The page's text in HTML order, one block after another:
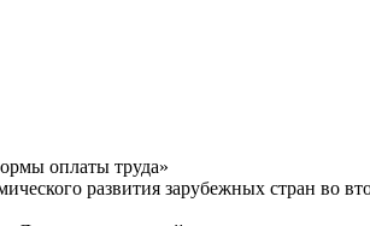
оплаты труда»
развития зарубежных стран во